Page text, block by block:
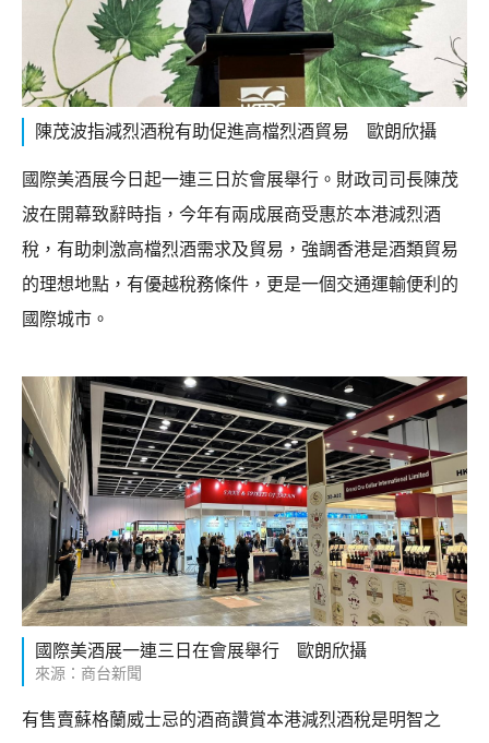
陳茂波指減烈酒稅有助促進高檔烈酒貿易 歐朗欣攝
國際美酒展今日起一連三日於會展舉行。財政司司長陳茂
波在開幕致辭時指，今年有兩成展商受惠於本港減烈酒
稅，有助刺激高檔烈酒需求及貿易，強調香港是酒類貿易
的理想地點，有優越稅務條件，更是一個交通運輸便利的
國際城市。
國際美酒展一連三日在會展舉行 歐朗欣攝
來源：商台新聞
有售賣蘇格蘭威士忌的酒商讚賞本港減烈酒稅是明智之